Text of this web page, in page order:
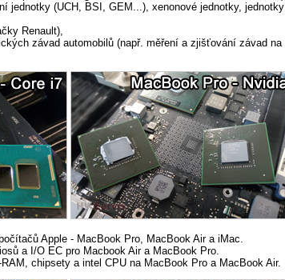
jednotky (UCH, BSI, GEM...), xenonové jednotky, jednotky
Renault),
závad automobilů (např. měření a zjišťování závad na
Apple - MacBook Pro, MacBook Air a iMac.
a I/O EC pro Macbook Air a MacBook Pro.
chipsety a intel CPU na MacBook Pro a MacBook Air.